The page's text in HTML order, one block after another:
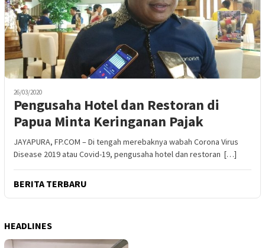
26/03/2020
Pengusaha Hotel dan Restoran di
Papua Minta Keringanan Pajak
JAYAPURA, FP.COM – Di tengah merebaknya wabah Corona Virus
Disease 2019 atau Covid-19, pengusaha hotel dan restoran […]
BERITA TERBARU
HEADLINES